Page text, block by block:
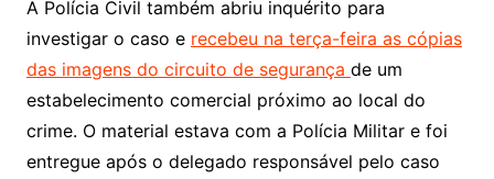
A Polícia Civil também abriu inquérito para
investigar o caso e recebeu na terça-feira as cópias
das imagens do circuito de segurança de um
estabelecimento comercial próximo ao local do
crime. O material estava com a Polícia Militar e foi
entregue após o delegado responsável pelo caso